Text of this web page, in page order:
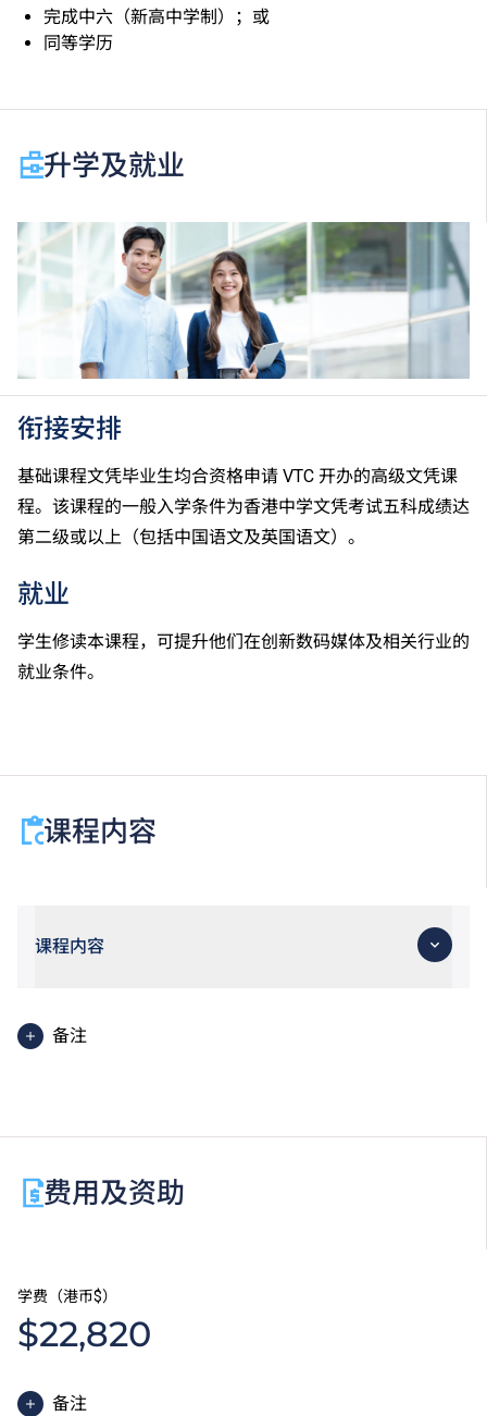
完成中六（新高中学制）；或
同等学历
升学及就业
衔接安排
基础课程文凭毕业生均合资格申请 VTC 开办的高级文凭课
程。该课程的一般入学条件为香港中学文凭考试五科成绩达
第二级或以上（包括中国语文及英国语文）。
就业
学生修读本课程，可提升他们在创新数码媒体及相关行业的
就业条件。
课程内容
课程内容
备注
科第 2 级或以上成绩的 VTC 高级文凭课程或香港公务
费用及资助
学费（港币$）
$22,820
备注